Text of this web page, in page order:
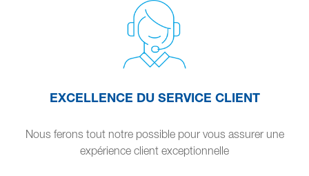
EXCELLENCE DU SERVICE CLIENT
Nous ferons tout notre possible pour vous assurer une
expérience client exceptionnelle